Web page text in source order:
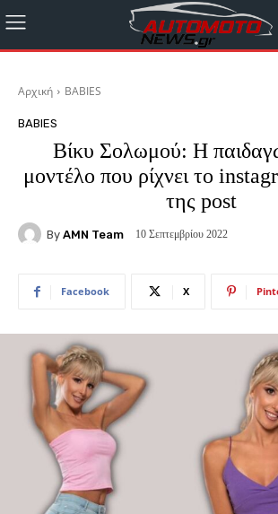
Αρχική BABIES
BABIES
Βίκυ Σολωμού: Η
μοντέλο που ρίχνει το
της post
By AMN Team 10 Σεπτεμβρίου 2022
Facebook X